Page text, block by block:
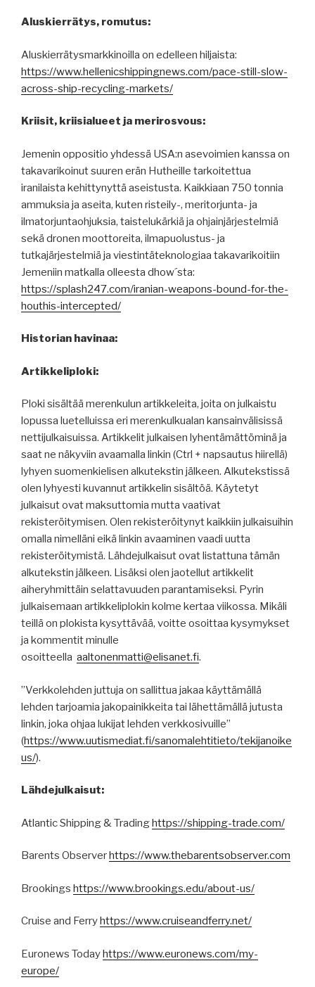
Aluskierrätys, romutus:
Aluskierrätysmarkkinoilla on edelleen hiljaista:
https://www.hellenicshippingnews.com/pace-still-slow-
across-ship-recycling-markets/
Kriisit, kriisialueet ja merirosvous:
Jemenin oppositio yhdessä USA:n asevoimien kanssa on
takavarikoinut suuren erän Hutheille tarkoitettua
iranilaista kehittynyttä aseistusta. Kaikkiaan 750 tonnia
ammuksia ja aseita, kuten risteily-, meritorjunta- ja
ilmatorjuntaohjuksia, taistelukärkiä ja ohjainjärjestelmiä
sekä dronen moottoreita, ilmapuolustus- ja
tutkajärjestelmiä ja viestintäteknologiaa takavarikoitiin
Jemeniin matkalla olleesta dhow´sta:
https://splash247.com/iranian-weapons-bound-for-the-
houthis-intercepted/
Historian havinaa:
Artikkeliploki:
Ploki sisältää merenkulun artikkeleita, joita on julkaistu
lopussa luetelluissa eri merenkulkualan kansainvälisissä
nettijulkaisuissa. Artikkelit julkaisen lyhentämättöminä ja
saat ne näkyviin avaamalla linkin (Ctrl + napsautus hiirellä)
lyhyen suomenkielisen alkutekstin jälkeen. Alkutekstissä
olen lyhyesti kuvannut artikkelin sisältöä. Käytetyt
julkaisut ovat maksuttomia mutta vaativat
rekisteröitymisen. Olen rekisteröitynyt kaikkiin julkaisuihin
omalla nimelläni eikä linkin avaaminen vaadi uutta
rekisteröitymistä. Lähdejulkaisut ovat listattuna tämän
alkutekstin jälkeen. Lisäksi olen jaotellut artikkelit
aiheryhmittäin selattavuuden parantamiseksi. Pyrin
julkaisemaan artikkeliplokin kolme kertaa viikossa. Mikäli
teillä on plokista kysyttävää, voitte osoittaa kysymykset
ja kommentit minulle
osoitteella aaltonenmatti@elisanet.fi.
”Verkkolehden juttuja on sallittua jakaa käyttämällä
lehden tarjoamia jakopainikkeita tai lähettämällä jutusta
linkin, joka ohjaa lukijat lehden verkkosivuille”
(https://www.uutismediat.fi/sanomalehtitieto/tekijanoike
us/).
Lähdejulkaisut:
Atlantic Shipping & Tradinghttps://shipping-trade.com/
Barents Observerhttps://www.thebarentsobserver.com
Brookings https://www.brookings.edu/about-us/
Cruise and Ferryhttps://www.cruiseandferry.net/
Euronews Todayhttps://www.euronews.com/my-
europe/